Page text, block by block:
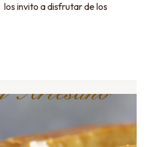
los invito a disfrutar de los